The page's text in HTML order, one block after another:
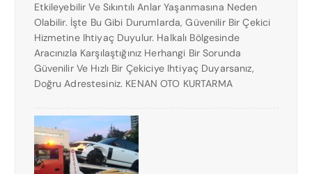
Etkileyebilir Ve Sıkıntılı Anlar Yaşanmasına Neden
Olabilir. İşte Bu Gibi Durumlarda, Güvenilir Bir Çekici
Hizmetine Ihtiyaç Duyulur. Halkalı Bölgesinde
Aracınızla Karşılaştığınız Herhangi Bir Sorunda
Güvenilir Ve Hızlı Bir Çekiciye Ihtiyaç Duyarsanız,
Doğru Adrestesiniz. KENAN OTO KURTARMA